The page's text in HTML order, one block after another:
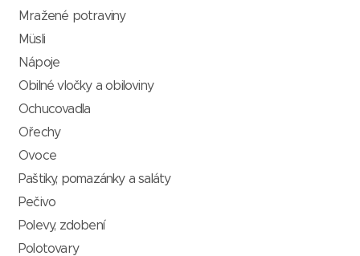
Mražené potraviny
Müsli
Nápoje
Obilné vločky a obiloviny
Ochucovadla
Ořechy
Ovoce
Paštiky, pomazánky a saláty
Pečivo
Polevy, zdobení
Polotovary